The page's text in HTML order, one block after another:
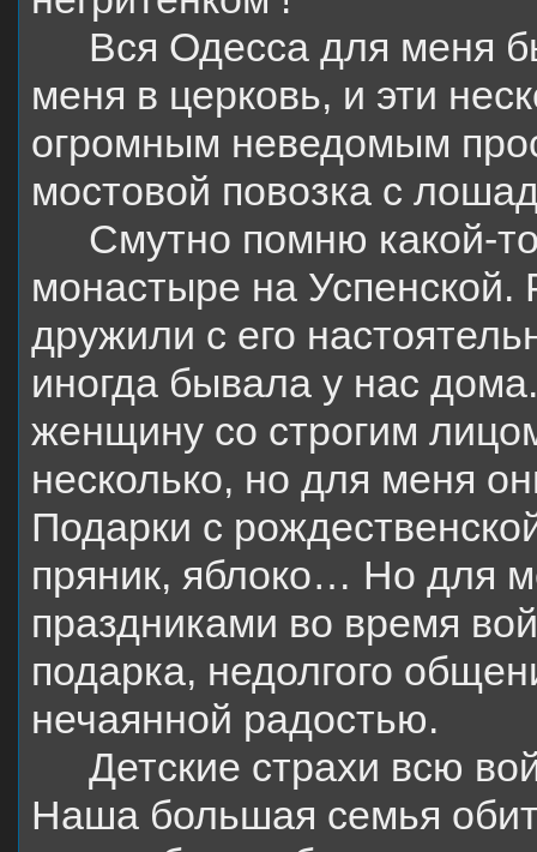
Вся Одесса для меня
меня в церковь, и эти
огромным неведомым
мостовой повозка с
Смутно помню какой-
монастыре на Успенской.
дружили с его
иногда бывала у нас
женщину со строгим
несколько, но для меня
Подарки с
пряник, яблоко… Но для
праздниками во время
подарка, недолгого
нечаянной радостью.
Детские страхи всю
Наша большая семья